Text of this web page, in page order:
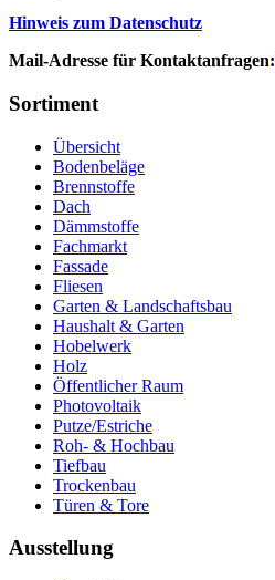
Hinweis zum Datenschutz
Mail-Adresse für Kontaktanfragen:
Sortiment
Übersicht
Bodenbeläge
Brennstoffe
Dach
Dämmstoffe
Fachmarkt
Fassade
Fliesen
Garten & Landschaftsbau
Haushalt & Garten
Hobelwerk
Holz
Öffentlicher Raum
Photovoltaik
Putze/Estriche
Roh- & Hochbau
Tiefbau
Trockenbau
Türen & Tore
Ausstellung